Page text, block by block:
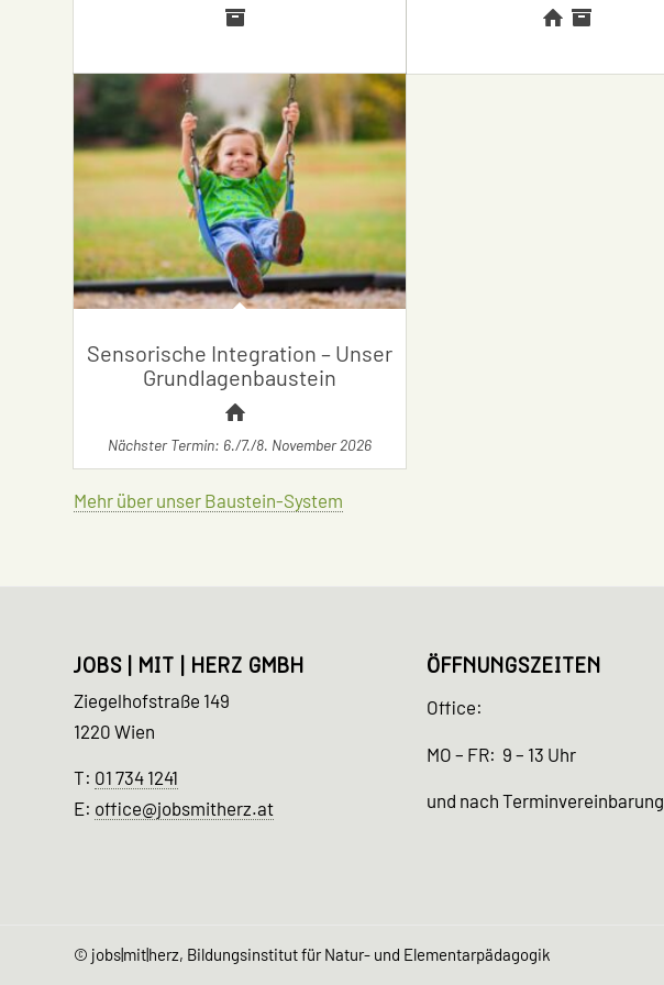
Sensorische Integration – Unser
Grundlagenbaustein
Nächster Termin: 6./7./8. November 2026
Mehr über unser Baustein-System
JOBS | MIT | HERZ GMBH
Ziegelhofstraße 149
1220 Wien
T: 01 734 1241
E: office@jobsmitherz.at
ÖFFNUNGSZEITEN
Office:
MO – FR: 9 – 13 Uhr
und nach Terminvereinbarung
© jobs|mit|herz, Bildungsinstitut für Natur- und Elementarpädagogik